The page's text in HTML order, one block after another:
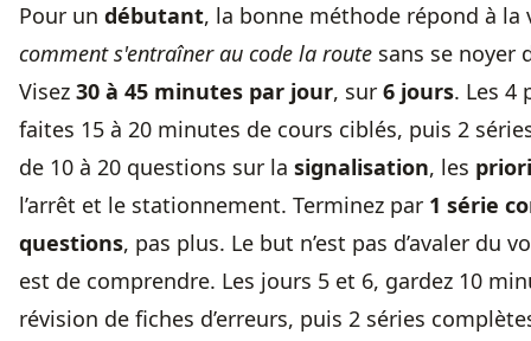
Pour un débutant, la bonne méthode répond à la
comment s'entraîner au code la route sans se noyer
Visez 30 à 45 minutes par jour, sur 6 jours. Les 4
faites 15 à 20 minutes de cours ciblés, puis 2
de 10 à 20 questions sur la signalisation, les
l’arrêt et le stationnement. Terminez par 1 série
questions, pas plus. Le but n’est pas d’avaler du
est de comprendre. Les jours 5 et 6, gardez 10
révision de fiches d’erreurs, puis 2 séries